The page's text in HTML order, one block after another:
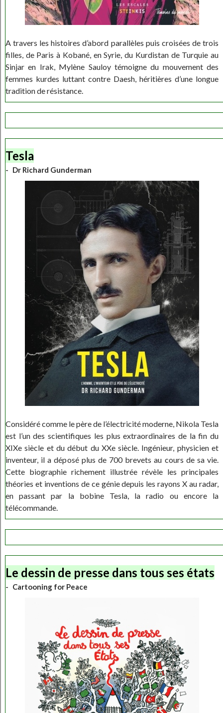
A travers les histoires d’abord parallèles puis croisées de trois
filles, de Paris à Kobané, en Syrie, du Kurdistan de Turquie au
Sinjar en Irak, Mylène Sauloy témoigne du mouvement des
femmes kurdes luttant contre Daesh, héritières d’une longue
tradition de résistance.
Tesla
Dr Richard Gunderman
Considéré comme le père de l’électricité moderne, Nikola Tesla
est l’un des scientifiques les plus extraordinaires de la fin du
XIXe siècle et du début du XXe siècle. Ingénieur, physicien et
inventeur, il a déposé plus de 700 brevets au cours de sa vie.
Cette biographie richement illustrée révèle les principales
théories et inventions de ce génie depuis les rayons X au radar,
en passant par la bobine Tesla, la radio ou encore la
télécommande.
Le dessin de presse dans tous ses états
Cartooning for Peace